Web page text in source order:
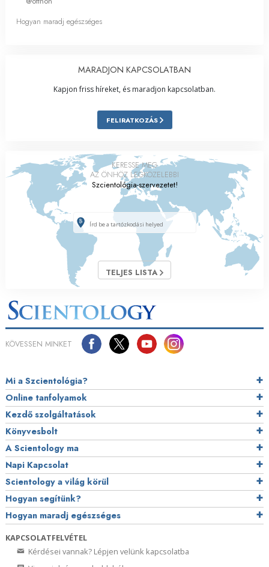
Hogyan maradj egészséges
MARADJON KAPCSOLATBAN
Kapjon friss híreket, és maradjon kapcsolatban.
FELIRATKOZÁS
KERESSE MEG
AZ ÖNHÖZ LEGKÖZELEBBI
Szcientológia-szervezetet!
TELJES LISTA
KÖVESSEN MINKET
Mi a Szcientológia?
Online tanfolyamok
Kezdő szolgáltatások
Könyvesbolt
A Scientology ma
Napi Kapcsolat
Scientology a világ körül
Hogyan segítünk?
Hogyan maradj egészséges
KAPCSOLATFELVÉTEL
Kérdései vannak? Lépjen velünk kapcsolatba